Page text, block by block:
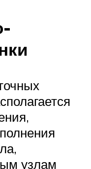
узлам